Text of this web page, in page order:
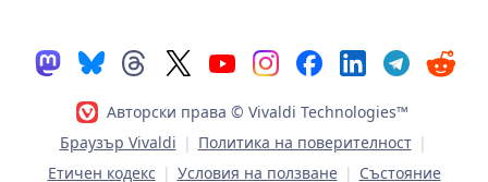
Авторски права © Vivaldi Technologies™
Браузър Vivaldi | Политика на поверителност |
Етичен кодекс | Условия на ползване | Състояние